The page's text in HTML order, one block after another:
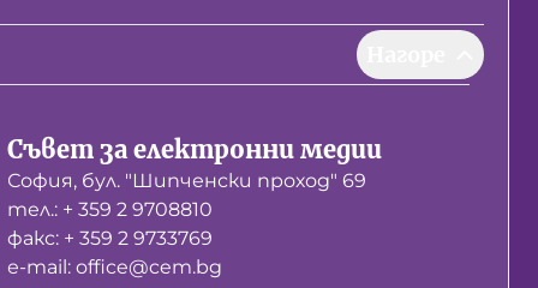
Съвет за електронни медии
София, бул. "Шипченски проход" 69
тел.: + 359 2 9708810
факс: + 359 2 9733769
е-mail: office@cem.bg